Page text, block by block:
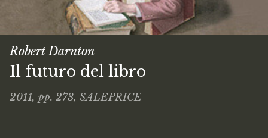
Robert Darnton
Il futuro del libro
2011, pp. 273, SALEPRICE